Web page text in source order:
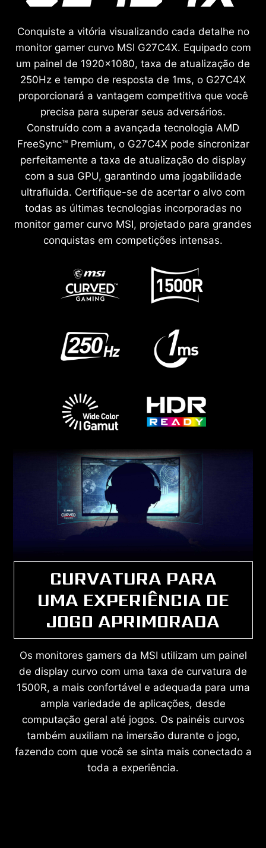
Conquiste a vitória visualizando cada detalhe no
monitor gamer curvo MSI G27C4X. Equipado com
um painel de 1920x1080, taxa de atualização de
250Hz e tempo de resposta de 1ms, o G27C4X
proporcionará a vantagem competitiva que você
precisa para superar seus adversários.
Construído com a avançada tecnologia AMD
FreeSync™ Premium, o G27C4X pode sincronizar
perfeitamente a taxa de atualização do display
com a sua GPU, garantindo uma jogabilidade
ultrafluida. Certifique-se de acertar o alvo com
todas as últimas tecnologias incorporadas no
monitor gamer curvo MSI, projetado para grandes
conquistas em competições intensas.
CURVATURA PARA
UMA EXPERIÊNCIA DE
JOGO APRIMORADA
Os monitores gamers da MSI utilizam um painel
de display curvo com uma taxa de curvatura de
1500R, a mais confortável e adequada para uma
ampla variedade de aplicações, desde
computação geral até jogos. Os painéis curvos
também auxiliam na imersão durante o jogo,
fazendo com que você se sinta mais conectado a
toda a experiência.